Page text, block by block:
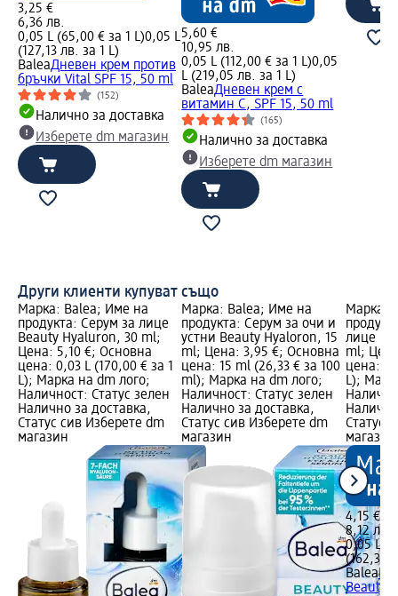
3,25 €
6,36 лв.
0,05 L (65,00 € за 1 L)0,05 L
(127,13 лв. за 1 L)
BaleaДневен крем против
бръчки Vital SPF 15, 50 ml
(152)
Налично за доставка
Изберете dm магазин
5,60 €
10,95 лв.
0,05 L (112,00 € за 1 L)0,05
L (219,05 лв. за 1 L)
BaleaДневен крем с
витамин C, SPF 15, 50 ml
(165)
Налично за доставка
Изберете dm магазин
Други клиенти купуват също
Марка: Balea; Име на
продукта: Серум за лице
Beauty Hyaluron, 30 ml;
Цена: 5,10 €; Основна
цена: 0,03 L (170,00 € за 1
L); Марка на dm лого;
Наличност: Статус зелен
Налично за доставка,
Статус сив Изберете dm
магазин
Марка: Balea; Име на
продукта: Серум за очи и
устни Beauty Hyaloron, 15
ml; Цена: 3,95 €; Основна
цена: 15 ml (26,33 € за 100
ml); Марка на dm лого;
Наличност: Статус зелен
Налично за доставка,
Статус сив Изберете dm
магазин
Марка:
лице
ml;
цена:
L);
Статус
магазин
4,15 €
8,12 лв.
0,05 L
(162,33
Balea
Beauty